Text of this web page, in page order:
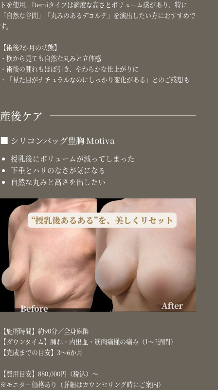
トを使用。Demiタイプは適度な高さとボリューム感があり、特に
「自然な谷間」「丸みのあるデコルテ」を演出したい方におすすめで
す。
【術後2か月の状態】
・横から見ても自然な丸みと立体感
・術後の腫れもほぼ引き、やわらかな仕上がりに
・「見た目がナチュラルなのにしっかり変化がある」とのご感想も
産後ケア
シリコンバッグ豊胸 Motiva
授乳後にボリュームが減ってしまった
下垂とハリのなさが気になる
自然な丸みと高さを出したい
【施術時間】約90分／全身麻酔
【ダウンタイム】腫れ・内出血・筋肉痛様の痛み（1〜2週間）
【完成までの目安】3〜6か月
【費用目安】880,000円（税込）〜
※モニター価格あり（詳細はカウンセリング時にご案内）